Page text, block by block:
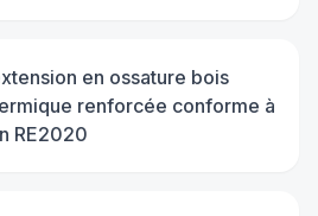
en ossature bois
renforcée conforme à
RE2020